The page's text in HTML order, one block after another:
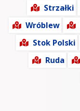
Strzałki
Wróblew
Stok Polski
Ruda